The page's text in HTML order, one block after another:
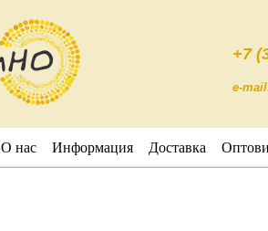
+7
e-
О нас Информация Доставка